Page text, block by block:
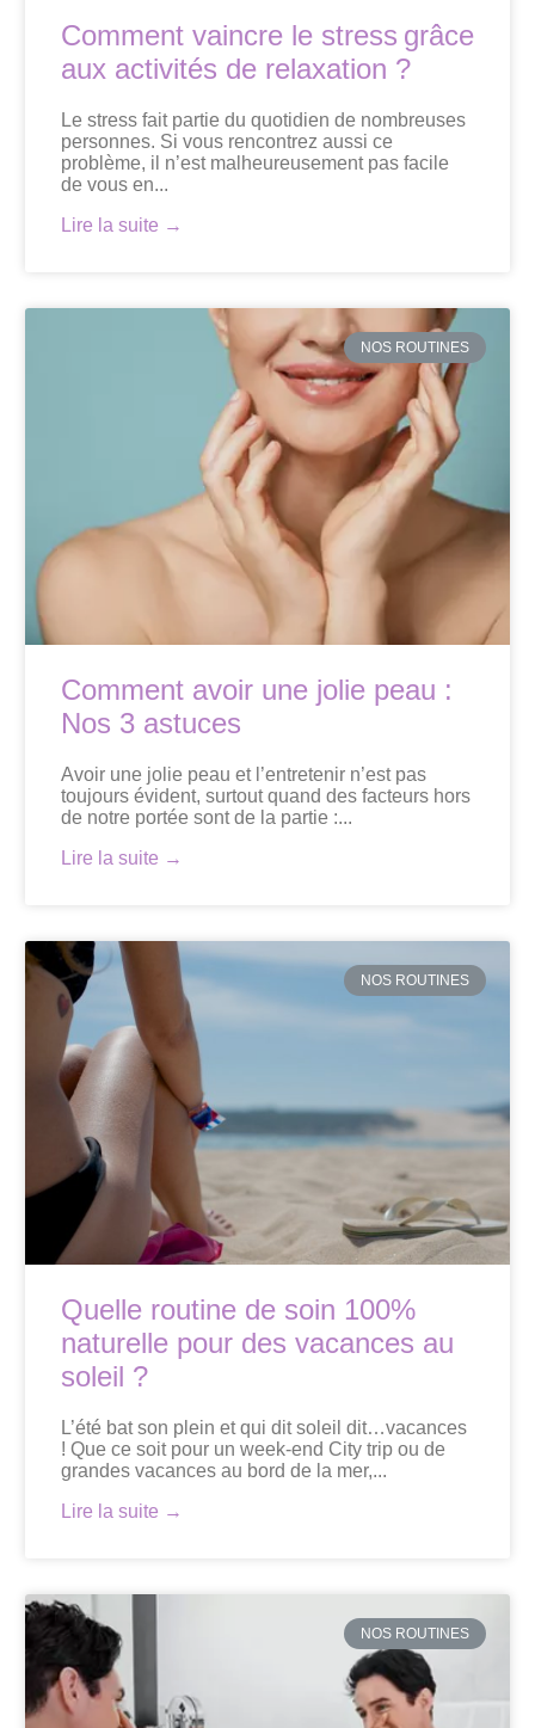
Comment vaincre le stress grâce
aux activités de relaxation ?
Le stress fait partie du quotidien de nombreuses
personnes. Si vous rencontrez aussi ce
problème, il n’est malheureusement pas facile
de vous en...
Lire la suite →
Comment avoir une jolie peau :
Nos 3 astuces
Avoir une jolie peau et l’entretenir n’est pas
toujours évident, surtout quand des facteurs hors
de notre portée sont de la partie :...
NOS ROUTINES
Lire la suite →
Quelle routine de soin 100%
naturelle pour des vacances au
soleil ?
L’été bat son plein et qui dit soleil dit…vacances
! Que ce soit pour un week-end City trip ou de
grandes vacances au bord de la mer,...
NOS ROUTINES
Lire la suite →
NOS ROUTINES